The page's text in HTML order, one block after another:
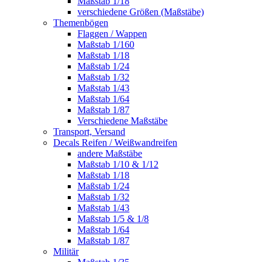
verschiedene Größen (Maßstäbe)
Themenbögen
Flaggen / Wappen
Maßstab 1/160
Maßstab 1/18
Maßstab 1/24
Maßstab 1/32
Maßstab 1/43
Maßstab 1/64
Maßstab 1/87
Verschiedene Maßstäbe
Transport, Versand
Decals Reifen / Weißwandreifen
andere Maßstäbe
Maßstab 1/10 & 1/12
Maßstab 1/18
Maßstab 1/24
Maßstab 1/32
Maßstab 1/43
Maßstab 1/5 & 1/8
Maßstab 1/64
Maßstab 1/87
Militär